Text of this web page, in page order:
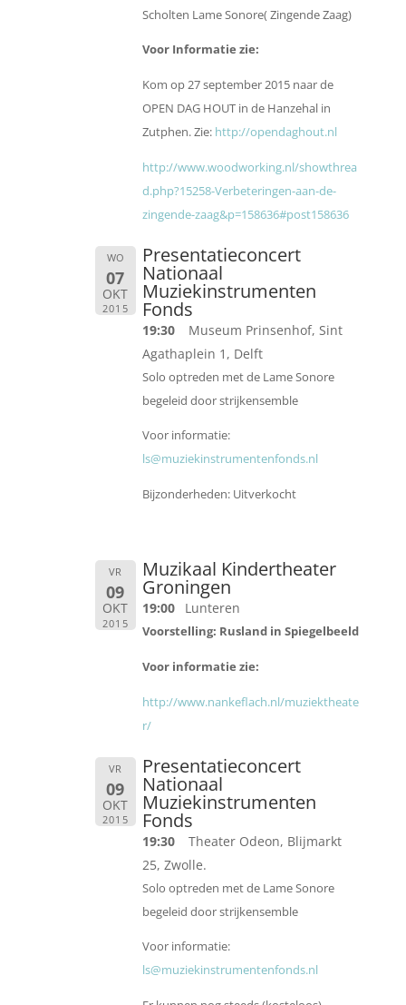
Scholten Lame Sonore( Zingende Zaag)
Voor Informatie zie:
Kom op 27 september 2015 naar de
OPEN DAG HOUT in de Hanzehal in
Zutphen. Zie: http://opendaghout.nl
http://www.woodworking.nl/showthrea
d.php?15258-Verbeteringen-aan-de-
zingende-zaag&p=158636#post158636
WO
07
OKT
2015
Presentatieconcert
Nationaal
Muziekinstrumenten
Fonds
19:30
Museum Prinsenhof, Sint
Agathaplein 1, Delft
Solo optreden met de Lame Sonore
begeleid door strijkensemble
Voor informatie:
ls@muziekinstrumentenfonds.nl
Bijzonderheden: Uitverkocht
VR
09
OKT
2015
Muzikaal Kindertheater
Groningen
19:00 Lunteren
Voorstelling: Rusland in Spiegelbeeld
Voor informatie zie:
http://www.nankeflach.nl/muziektheate
r/
VR
09
OKT
2015
Presentatieconcert
Nationaal
Muziekinstrumenten
Fonds
19:30
Theater Odeon, Blijmarkt
25, Zwolle.
Solo optreden met de Lame Sonore
begeleid door strijkensemble
Voor informatie:
ls@muziekinstrumentenfonds.nl